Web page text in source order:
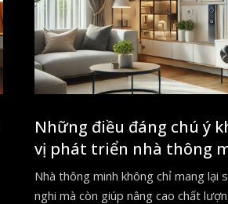
Những điều đáng chú ý
vị phát triển nhà thông
Nhà thông minh không chỉ mang lại
nghi mà còn giúp nâng cao chất